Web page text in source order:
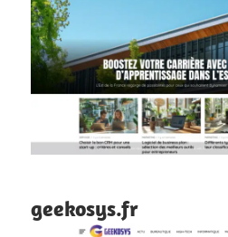
geekosys.fr